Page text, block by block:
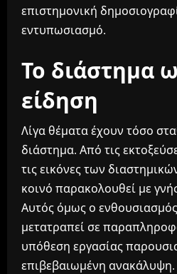
επιστημονική
εντυπωσιασμό.
Το διάστημα
είδηση
Λίγα θέματα έχουν τόσο
διάστημα. Από τις
τις εικόνες των
κοινό παρακολουθεί με
Αυτός όμως ο
μετατραπεί σε
υπόθεση εργασίας
επιβεβαιωμένη ανακάλυψη.